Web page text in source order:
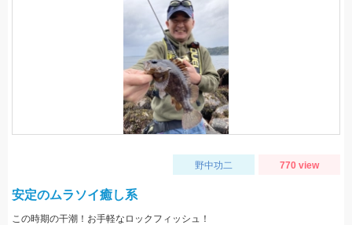
野中功二 770 view
安定のムラソイ癒し系
この時期の干潮！お手軽なロックフィッシュ！